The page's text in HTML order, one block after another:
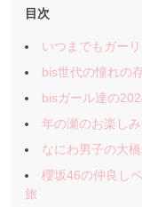
目次
いつまでもガー
bis世代の憧れの
bisガール達の
年の瀬のお楽し
なにわ男子の大
櫻坂46の仲良し
旅